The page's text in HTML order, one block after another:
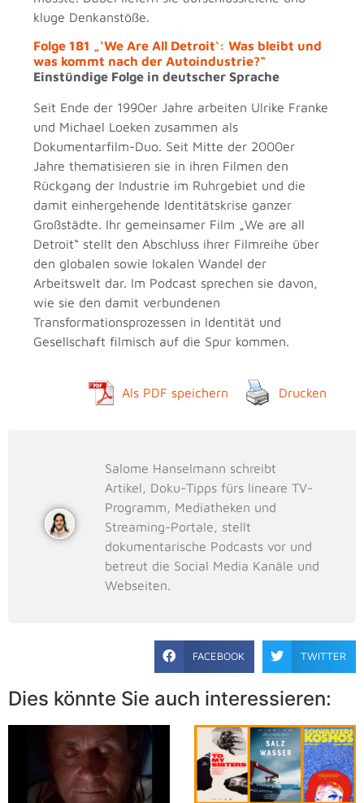
kluge Denkanstöße.
Folge 181 „‘We Are All Detroit‘: Was bleibt und
was kommt nach der Autoindustrie?“
Einstündige Folge in deutscher Sprache
Seit Ende der 1990er Jahre arbeiten Ulrike Franke
und Michael Loeken zusammen als
Dokumentarfilm-Duo. Seit Mitte der 2000er
Jahre thematisieren sie in ihren Filmen den
Rückgang der Industrie im Ruhrgebiet und die
damit einhergehende Identitätskrise ganzer
Großstädte. Ihr gemeinsamer Film „We are all
Detroit“ stellt den Abschluss ihrer Filmreihe über
den globalen sowie lokalen Wandel der
Arbeitswelt dar. Im Podcast sprechen sie davon,
wie sie den damit verbundenen
Transformationsprozessen in Identität und
Gesellschaft filmisch auf die Spur kommen.
Als PDF speichern Drucken
Salome Hanselmann schreibt
Artikel, Doku-Tipps fürs lineare TV-
Programm, Mediatheken und
Streaming-Portale, stellt
dokumentarische Podcasts vor und
betreut die Social Media Kanäle und
Webseiten.
FACEBOOK TWITTER
Dies könnte Sie auch interessieren: